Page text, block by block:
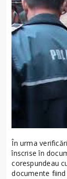
În urma
înscrise în
corespundeau
documente